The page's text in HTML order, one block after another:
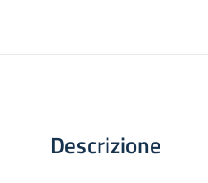
Descrizione